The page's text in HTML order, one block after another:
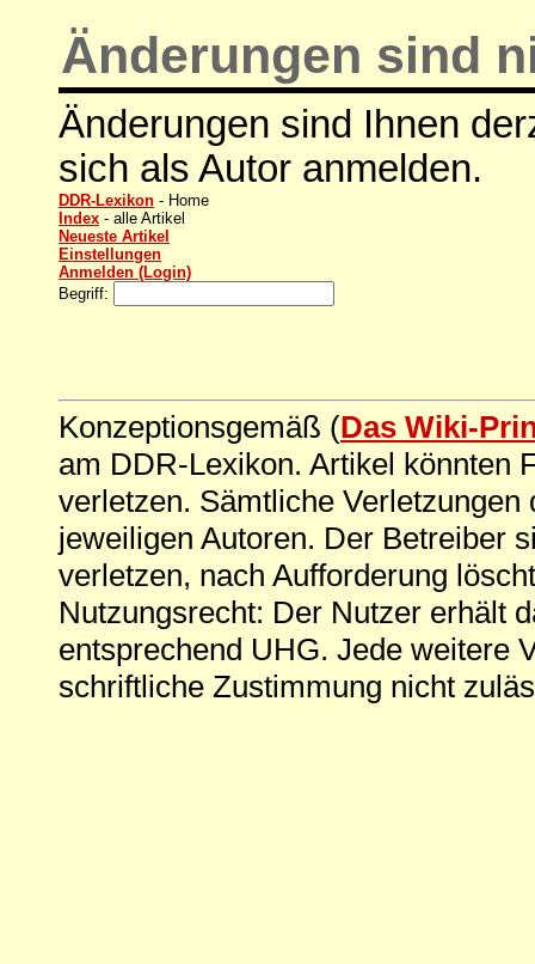
Änderungen sind
Änderungen sind Ihnen
sich als Autor anmelden.
DDR-Lexikon - Home
Index - alle Artikel
Neueste Artikel
Einstellungen
Anmelden (Login)
Begriff:
Konzeptionsgemäß (Das Wiki-
am DDR-Lexikon. Artikel könnten
verletzen. Sämtliche
jeweiligen Autoren. Der Betreiber
verletzen, nach Aufforderung
Nutzungsrecht: Der Nutzer erhält
entsprechend UHG. Jede weitere
schriftliche Zustimmung nicht